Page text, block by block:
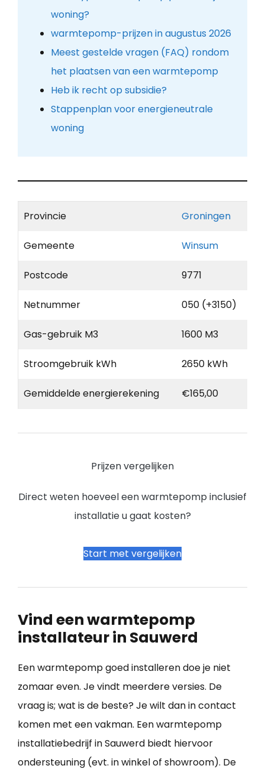
woning?
warmtepomp-prijzen in augustus 2026
Meest gestelde vragen (FAQ) rondom
het plaatsen van een warmtepomp
Heb ik recht op subsidie?
Stappenplan voor energieneutrale
woning
Provincie Groningen
Gemeente Winsum
Postcode 9771
Netnummer 050 (+3150)
Gas-gebruik M3 1600 M3
Stroomgebruik kWh 2650 kWh
Gemiddelde energierekening €165,00
Prijzen vergelijken
Direct weten hoeveel een warmtepomp inclusief
installatie u gaat kosten?
Start met vergelijken
Vind een warmtepomp
installateur in Sauwerd
Een warmtepomp goed installeren doe je niet
zomaar even. Je vindt meerdere versies. De
vraag is; wat is de beste? Je wilt dan in contact
komen met een vakman. Een warmtepomp
installatiebedrijf in Sauwerd biedt hiervoor
ondersteuning (evt. in winkel of showroom). De